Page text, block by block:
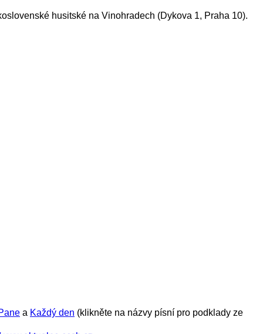
husitské na Vinohradech (Dykova 1, Praha 10).
a Každý den (klikněte na názvy písní pro podklady ze